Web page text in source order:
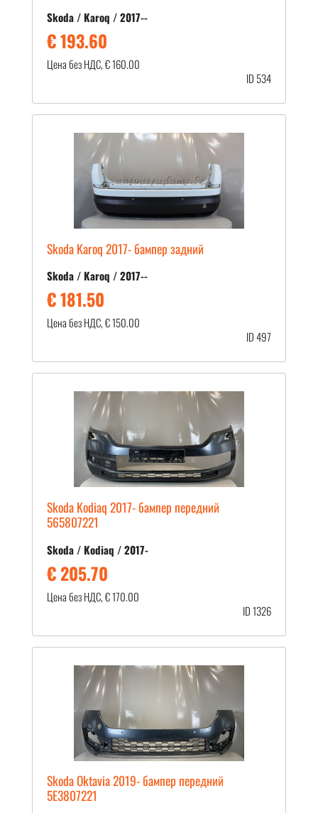
Skoda / Karoq / 2017--
€ 193.60
Цена без НДС, € 160.00
ID 534
Skoda Karoq 2017- бампер задний
Skoda / Karoq / 2017--
€ 181.50
Цена без НДС, € 150.00
ID 497
Skoda Kodiaq 2017- бампер передний
565807221
Skoda / Kodiaq / 2017-
€ 205.70
Цена без НДС, € 170.00
ID 1326
Skoda Oktavia 2019- бампер передний
5E3807221